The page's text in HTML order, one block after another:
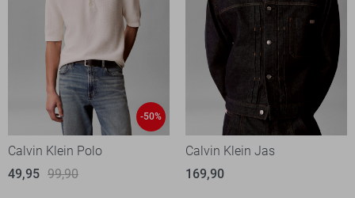
-50%
Calvin Klein Polo
49,95 99,90
Calvin Klein Jas
169,90